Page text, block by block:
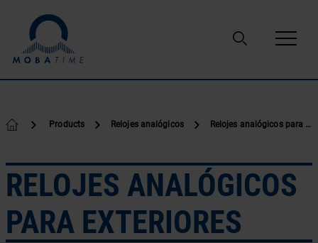
Products Relojes analógicos Relojes analógicos para exteriores
RELOJES ANALÓGICOS
PARA EXTERIORES